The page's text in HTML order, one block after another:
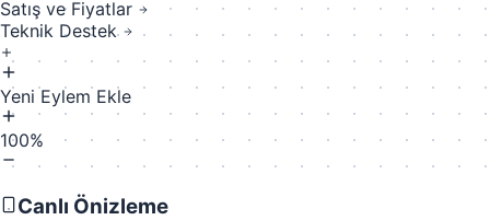
Satış ve Fiyatlar
Teknik Destek
Yeni Eylem Ekle
100%
Canlı Önizleme